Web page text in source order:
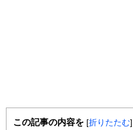
この記事の内容を [折りたたむ]